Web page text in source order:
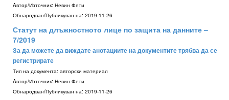
Aвтор/Източник: Невин Фети
Обнародван/Публикуван на: 2019-11-26
Статут на длъжностното лице по защита на данните –
7/2019
За да можете да виждате анотациите на документите трябва да се
регистрирате
Тип на документа: авторски материал
Aвтор/Източник: Невин Фети
Обнародван/Публикуван на: 2019-11-26